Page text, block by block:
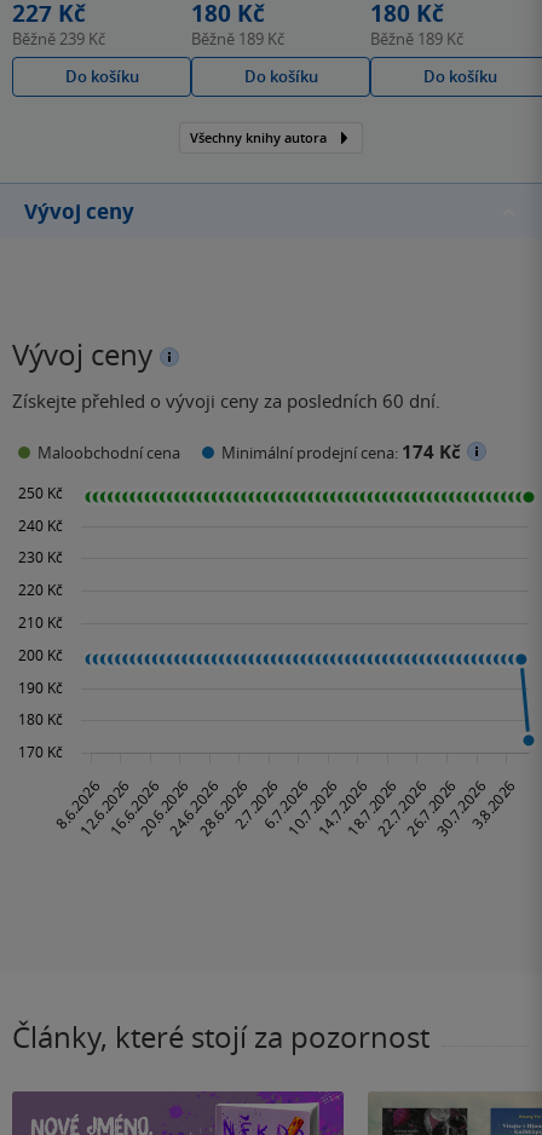
okruhy
227 Kč
Běžně239 Kč
Do košíku
180 Kč
Běžně 189 Kč
Do košíku
180 Kč
Běžně 189 Kč
Do košíku
Všechny knihy autora
Vývoj ceny
Vývoj ceny
Získejte přehled o vývoji ceny za posledních 60 dní.
Maloobchodní cena Minimální prodejní cena: 174 Kč
Články, které stojí za pozornost